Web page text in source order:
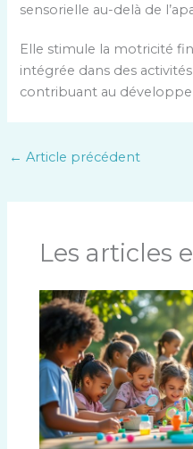
sensorielle au-delà de
Elle stimule la motricité
intégrée dans des
contribuant au
← Article précédent
Les articles